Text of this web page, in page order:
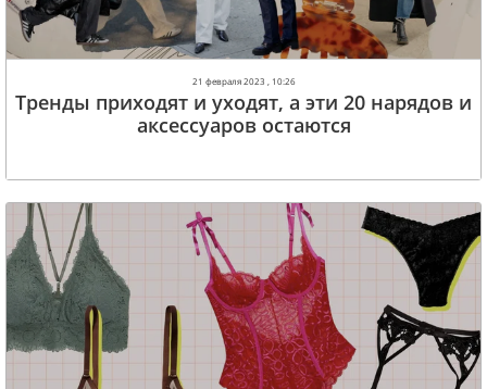
21 февраля 2023 , 10:26
Тренды приходят и уходят, а эти 20 нарядов и
аксессуаров остаются